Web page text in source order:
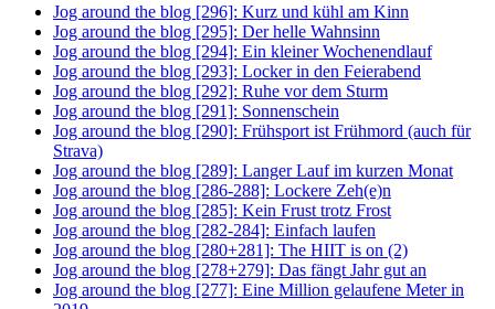
Jog around the blog [296]: Kurz und kühl am Kinn
Jog around the blog [295]: Der helle Wahnsinn
Jog around the blog [294]: Ein kleiner Wochenendlauf
Jog around the blog [293]: Locker in den Feierabend
Jog around the blog [292]: Ruhe vor dem Sturm
Jog around the blog [291]: Sonnenschein
Jog around the blog [290]: Frühsport ist Frühmord (auch für
Strava)
Jog around the blog [289]: Langer Lauf im kurzen Monat
Jog around the blog [286-288]: Lockere Zeh(e)n
Jog around the blog [285]: Kein Frust trotz Frost
Jog around the blog [282-284]: Einfach laufen
Jog around the blog [280+281]: The HIIT is on (2)
Jog around the blog [278+279]: Das fängt Jahr gut an
Jog around the blog [277]: Eine Million gelaufene Meter in